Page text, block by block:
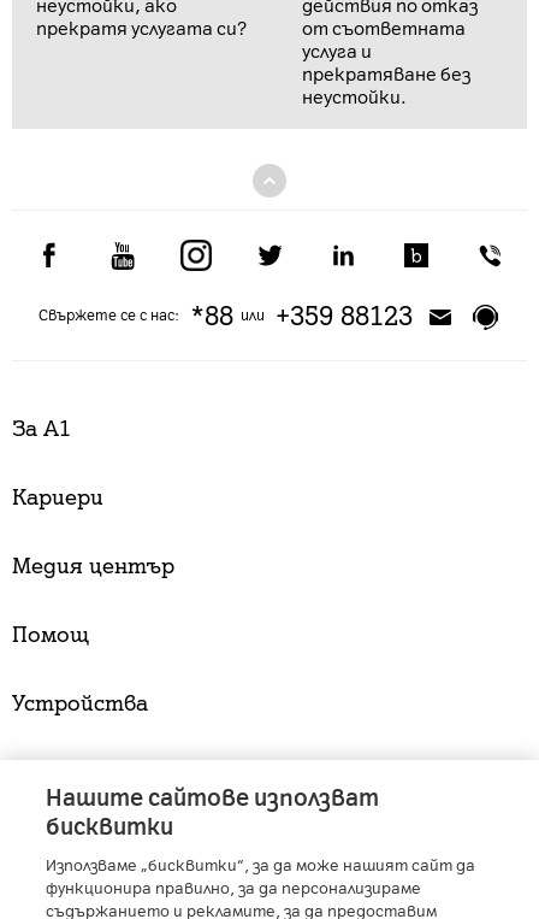
неустойки, ако
прекратя услугата си?
действия по отказ
от съответната
услуга и
прекратяване без
неустойки.
Свържете се с нас: *88или +359 88123
За А1
Кариери
Медия център
Помощ
Устройства
A1 Austria - A1 Croatia - A1 Serbia - A1 Belarus
A1 Bulgaria
- A1 Macedonia - A1 Slovenia
Нашите сайтове използват
бисквитки
Използваме „бисквитки“, за да може нашият сайт да
функционира правилно, за да персонализираме
съдържанието и рекламите, за да предоставим